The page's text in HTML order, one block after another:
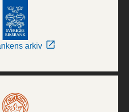
arkiv